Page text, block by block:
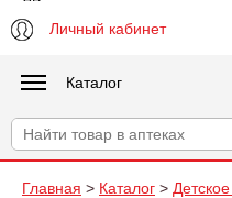
Личный кабинет
Каталог
Главная > Каталог >